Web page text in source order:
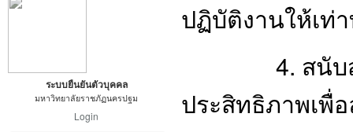
ระบบยืนยันตัวบุคคล
มหาวิทยาลัยราชภัฏนครปฐม
Login
ปฏิบัติงานให้เท่
4. สนับสนุน
ประสิทธิภาพเพื่